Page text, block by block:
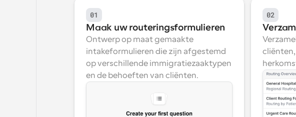
01
Maak uw routeringsformulieren
Ontwerp op maat gemaakte
intakeformulieren die zijn afgestemd
op verschillende immigratiezaaktypen
en de behoeften van cliënten.
02
cliënten,